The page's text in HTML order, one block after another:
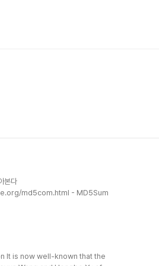
본다
md5com.html - MD5Sum
It is now well-known that the